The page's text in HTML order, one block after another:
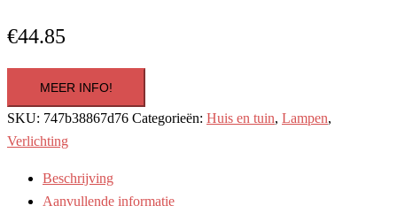
€44.85
MEER INFO!
SKU: 747b38867d76 Categorieën: Huis en tuin, Lampen,
Verlichting
Beschrijving
Aanvullende informatie